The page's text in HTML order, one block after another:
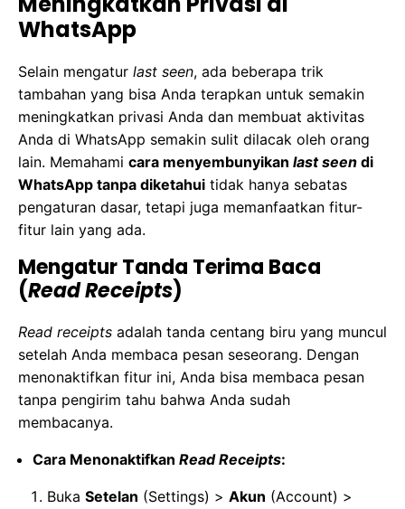
WhatsApp
Selain mengatur last seen, ada beberapa trik
tambahan yang bisa Anda terapkan untuk semakin
meningkatkan privasi Anda dan membuat aktivitas
Anda di WhatsApp semakin sulit dilacak oleh orang
lain. Memahami cara menyembunyikan last seen di
WhatsApp tanpa diketahui tidak hanya sebatas
pengaturan dasar, tetapi juga memanfaatkan fitur-
fitur lain yang ada.
Mengatur Tanda Terima Baca
(Read Receipts)
Read receipts adalah tanda centang biru yang muncul
setelah Anda membaca pesan seseorang. Dengan
menonaktifkan fitur ini, Anda bisa membaca pesan
tanpa pengirim tahu bahwa Anda sudah
membacanya.
Cara Menonaktifkan Read Receipts:
Buka Setelan (Settings) > Akun (Account) >